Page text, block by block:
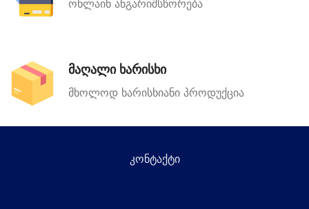
ონლაინ ანგარიშსწორება
მაღალი ხარისხი
მხოლოდ ხარისხიანი პროდუქცია
კონტაქტი